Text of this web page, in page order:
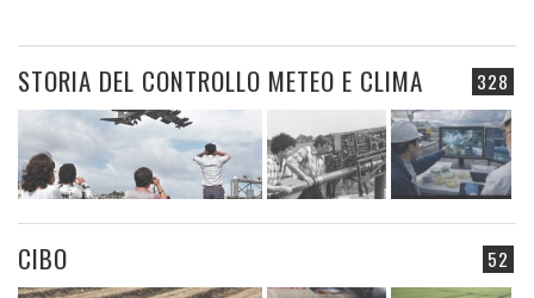
328
STORIA DEL CONTROLLO METEO E CLIMA
52
CIBO